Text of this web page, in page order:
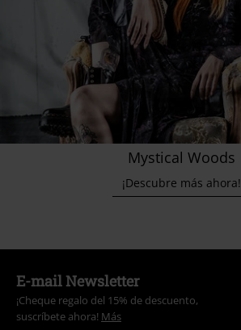
Mystical Woods
¡Descubre más ahora!
E-mail Newsletter
¡Cheque regalo del 15% de descuento,
suscríbete ahora! Más